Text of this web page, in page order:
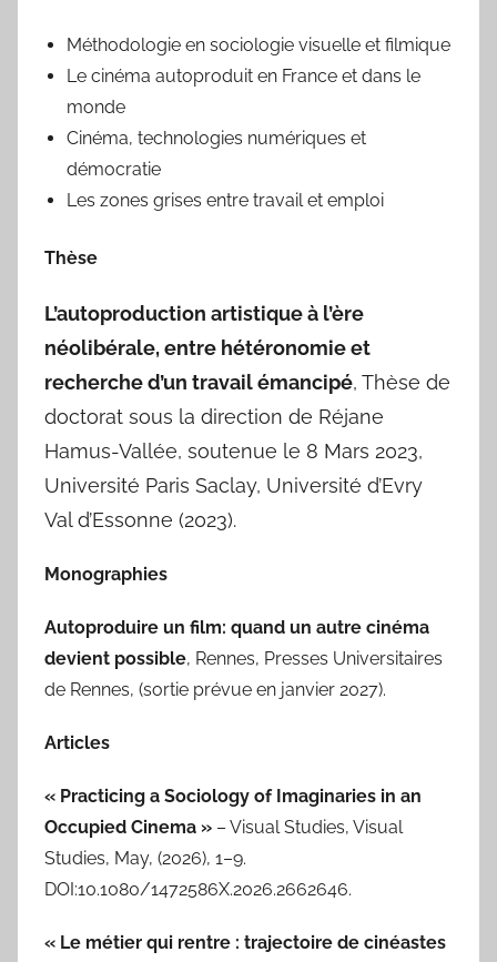
Méthodologie en sociologie visuelle et filmique
Le cinéma autoproduit en France et dans le
monde
Cinéma, technologies numériques et
démocratie
Les zones grises entre travail et emploi
Thèse
L’autoproduction artistique à l’ère
néolibérale, entre hétéronomie et
recherche d’un travail émancipé, Thèse de
doctorat sous la direction de Réjane
Hamus-Vallée, soutenue le 8 Mars 2023,
Université Paris Saclay, Université d’Evry
Val d’Essonne (2023).
Monographies
Autoproduire un film: quand un autre cinéma
devient possible, Rennes, Presses Universitaires
de Rennes, (sortie prévue en janvier 2027).
Articles
« Practicing a Sociology of Imaginaries in an
Occupied Cinema » – Visual Studies, Visual
Studies, May, (2026), 1–9.
DOI:10.1080/1472586X.2026.2662646.
« Le métier qui rentre : trajectoire de cinéastes